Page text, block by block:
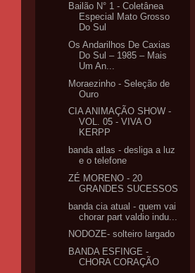
Bailão N° 1 - Coletânea
Especial Mato Grosso
Do Sul
Os Andarilhos De Caxias
Do Sul – 1985 – Mais
Um An...
Moraezinho - Seleção de
Ouro
CIA ANIMAÇÃO SHOW -
VOL. 05 - VIVA O
KERPP
banda atlas - desliga a luz
e o telefone
ZÉ MORENO - 20
GRANDES SUCESSOS
banda cia atual - quem vai
chorar part valdio indu...
NODOZE- solteiro largado
BANDA ESFINGE -
CHORA CORAÇÃO